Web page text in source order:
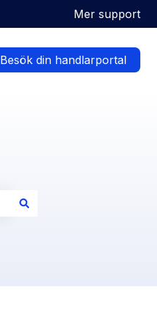
Mer support
Besök din handlarportal